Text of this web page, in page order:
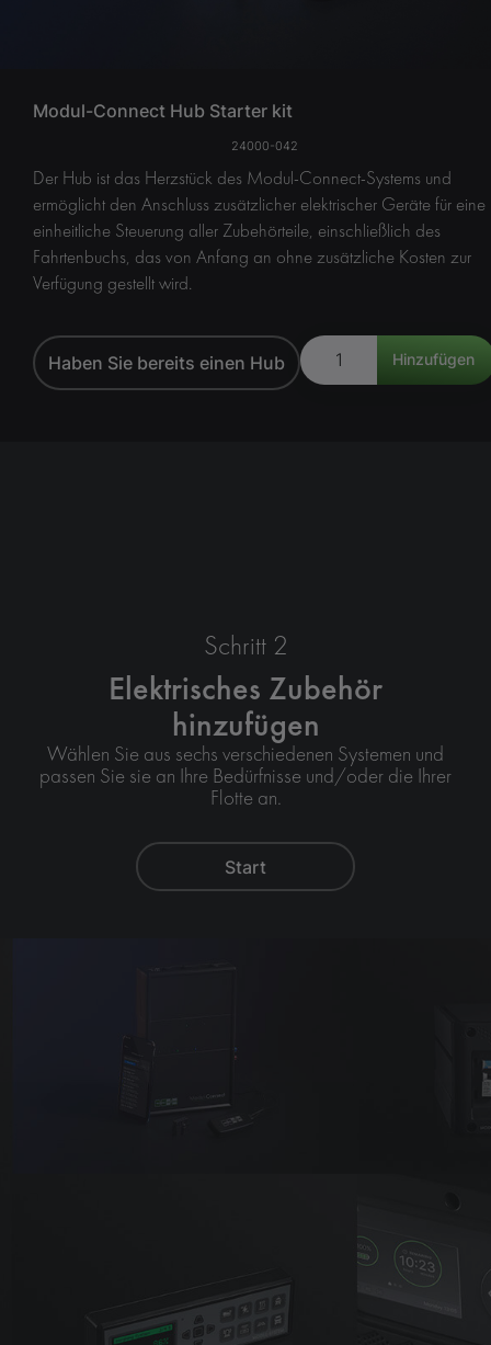
Modul-Connect Hub Starter kit
24000-042
Der Hub ist das Herzstück des Modul-Connect-Systems und
ermöglicht den Anschluss zusätzlicher elektrischer Geräte für eine
einheitliche Steuerung aller Zubehörteile, einschließlich des
Fahrtenbuchs, das von Anfang an ohne zusätzliche Kosten zur
Verfügung gestellt wird.
Haben Sie bereits einen Hub
Schritt 2
Elektrisches Zubehör
hinzufügen
Wählen Sie aus sechs verschiedenen Systemen und
passen Sie sie an Ihre Bedürfnisse und/oder die Ihrer
Flotte an.
Start